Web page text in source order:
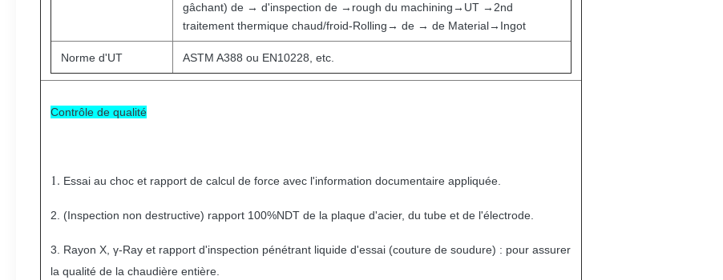
gâchant) de → d'inspection de →rough du machining→UT →2nd
traitement thermique chaud/froid-Rolling→ de → de Material→Ingot
Norme d'UT ASTM A388 ou EN10228, etc.
Contrôle de qualité
1. Essai au choc et rapport de calcul de force avec l'information documentaire appliquée.
2. (Inspection non destructive) rapport 100%NDT de la plaque d'acier, du tube et de l'électrode.
3. Rayon X, γ-Ray et rapport d'inspection pénétrant liquide d'essai (couture de soudure) : pour assurer
la qualité de la chaudière entière.